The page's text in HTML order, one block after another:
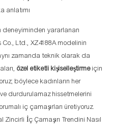
anlatımı
deneyiminden yararlanan
Ltd., XZ4188A modelinin
zamanda teknik olarak da
özel etiketli kişiselleştirmeiçin
böylece kadınların her
durdurulamaz hissetmelerini
iç çamaşırları üretiyoruz.